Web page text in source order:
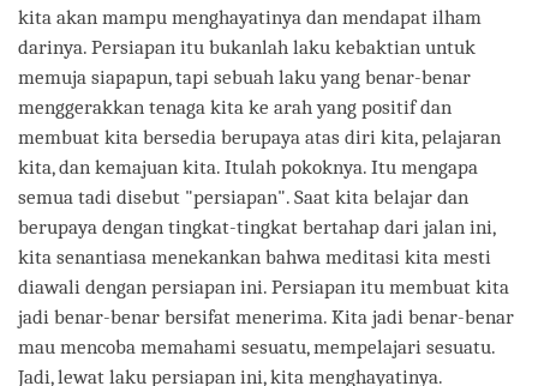
kita akan mampu menghayatinya dan mendapat ilham
darinya. Persiapan itu bukanlah laku kebaktian untuk
memuja siapapun, tapi sebuah laku yang benar-benar
menggerakkan tenaga kita ke arah yang positif dan
membuat kita bersedia berupaya atas diri kita, pelajaran
kita, dan kemajuan kita. Itulah pokoknya. Itu mengapa
semua tadi disebut "persiapan". Saat kita belajar dan
berupaya dengan tingkat-tingkat bertahap dari jalan ini,
kita senantiasa menekankan bahwa meditasi kita mesti
diawali dengan persiapan ini. Persiapan itu membuat kita
jadi benar-benar bersifat menerima. Kita jadi benar-benar
mau mencoba memahami sesuatu, mempelajari sesuatu.
Jadi, lewat laku persiapan ini, kita menghayatinya.